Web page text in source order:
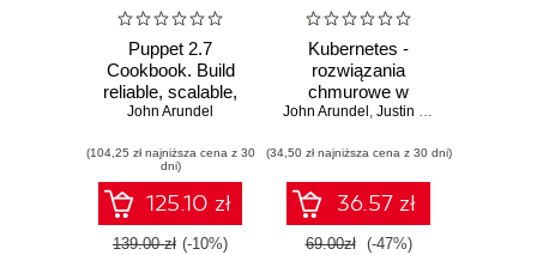
Puppet 2.7
Cookbook. Build
reliable, scalable,
secure, high-
systems to fully
utilize the power of
cloud computing
John Arundel
(104,25 zł najniższa cena z 30
dni)
125.10 zł
139.00 zł (-10%)
Kubernetes -
rozwiązania
chmurowe w
świecie DevOps.
wdrażanie i
skalowanie
nowoczesnych
aplikacji
chmurowych
John Arundel , Justin Domingus
(34,50 zł najniższa cena z 30 dni)
36.57 zł
69.00zł (-47%)